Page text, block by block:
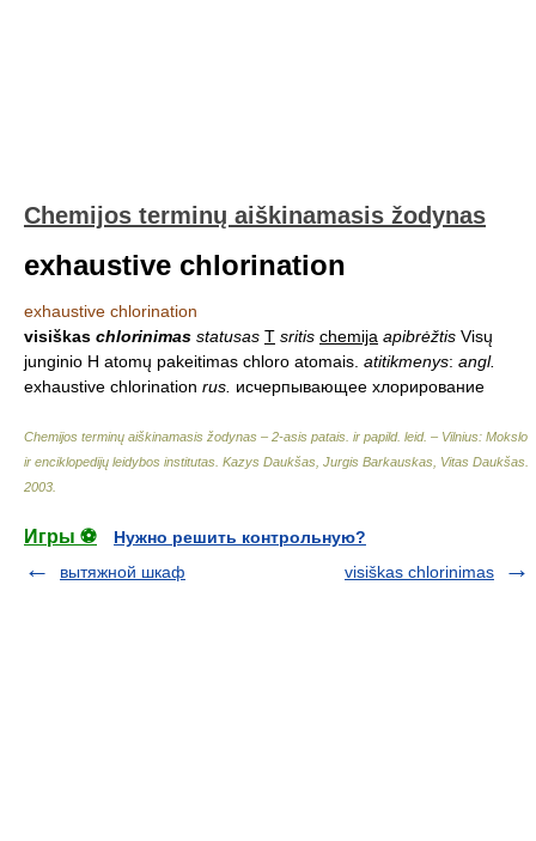
Chemijos terminų aiškinamasis žodynas
exhaustive chlorination
exhaustive chlorination
visiškas chlorinimas statusas T sritis chemija apibrėžtis Visų
junginio H atomų pakeitimas chloro atomais. atitikmenys: angl.
exhaustive chlorination rus. исчерпывающее хлорирование
Chemijos terminų aiškinamasis žodynas – 2-asis patais. ir papild. leid. – Vilnius: Mokslo
ir enciklopedijų leidybos institutas Kazys Daukšas, Jurgis Barkauskas, Vitas Daukšas
2003
Игры ⚽
Нужно решить контрольную?
вытяжной шкаф
visiškas chlorinimas